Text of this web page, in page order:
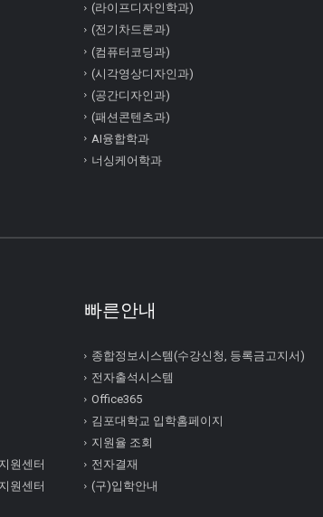
(라이프디자인학과)
(전기차드론과)
(컴퓨터코딩과)
(시각영상디자인과)
(공간디자인과)
(패션콘텐츠과)
AI융합학과
너싱케어학과
원센터
원센터
빠른안내
종합정보시스템(수강신청, 등록금고지서)
전자출석시스템
Office365
김포대학교 입학홈페이지
지원율 조회
전자결재
(구)입학안내